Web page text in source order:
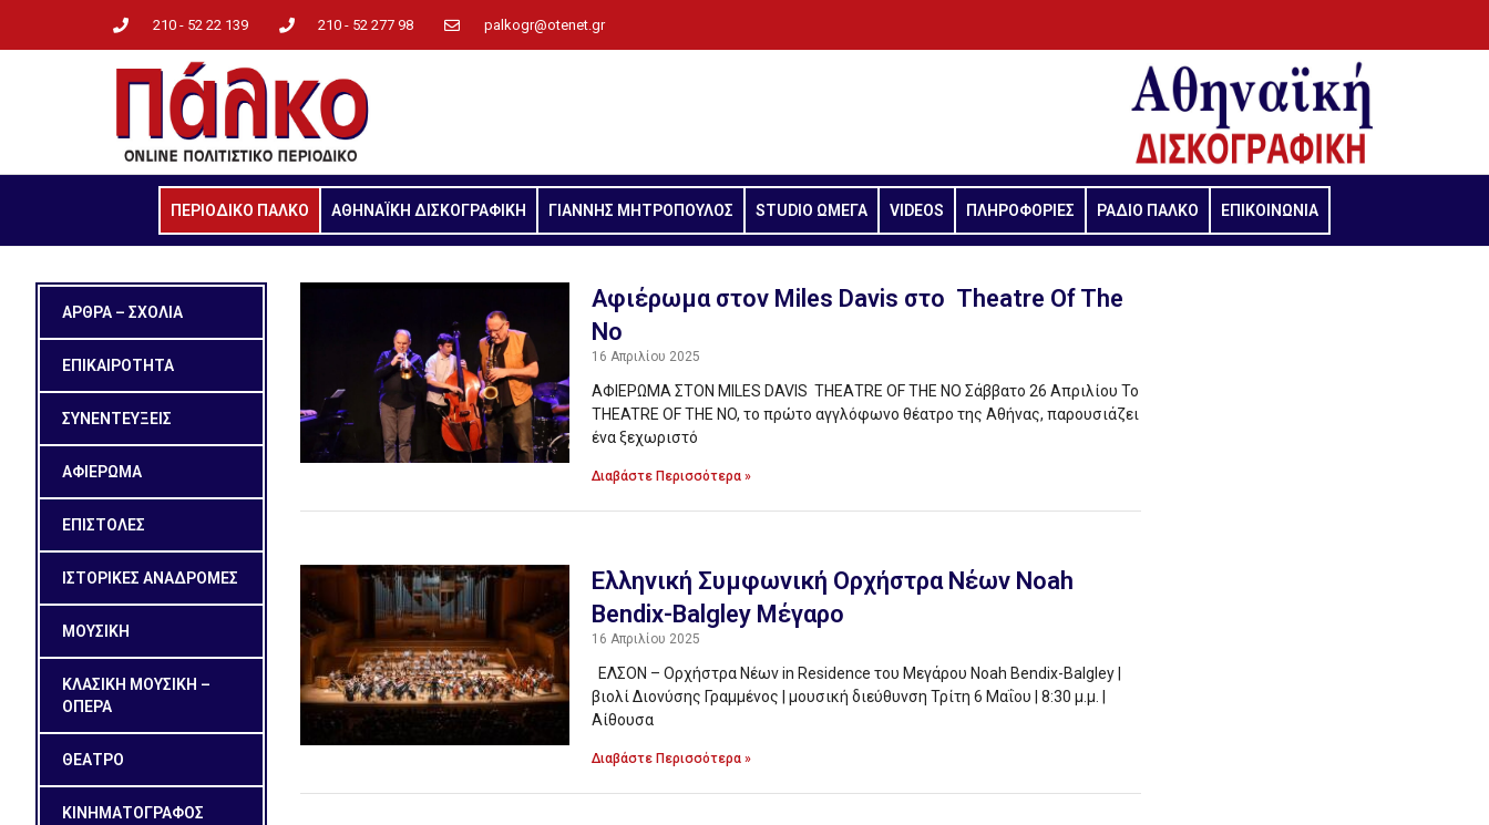
210 - 52 22 139 210 - 52 277 98 palkogr@otenet.gr
ΠΕΡΙΟΔΙΚΟ ΠΑΛΚΟ ΑΘΗΝΑΪΚΗ ΔΙΣΚΟΓΡΑΦΙΚΗ ΓΙΑΝΝΗΣ ΜΗΤΡΟΠΟΥΛΟΣ STUDIO ΩΜΕΓΑ VIDEOS ΠΛΗΡΟΦΟΡΙΕΣ ΡΑΔΙΟ ΠΑΛΚΟ ΕΠΙΚΟΙΝΩΝΙΑ
ΑΡΘΡΑ – ΣΧΟΛΙΑ
ΕΠΙΚΑΙΡΟΤΗΤΑ
ΣΥΝΕΝΤΕΥΞΕΙΣ
ΑΦΙΕΡΩΜΑ
ΕΠΙΣΤΟΛΕΣ
ΙΣΤΟΡΙΚΕΣ ΑΝΑΔΡΟΜΕΣ
ΜΟΥΣΙΚΗ
ΚΛΑΣΙΚΗ ΜΟΥΣΙΚΗ –
ΟΠΕΡΑ
ΘΕΑΤΡΟ
ΚΙΝΗΜΑΤΟΓΡΑΦΟΣ
Αφιέρωμα στον Miles Davis στο Τheatre Of The
No
16 Απριλίου 2025
ΑΦΙΕΡΩΜΑ ΣΤΟΝ MILES DAVIS ΤΗΕΑΤRE OF THE NO Σάββατο 26 Απριλίου Το
THEATRE OF THE NO, το πρώτο αγγλόφωνο θέατρο της Αθήνας, παρουσιάζει
ένα ξεχωριστό
Διαβάστε Περισσότερα »
Ελληνική Συμφωνική Ορχήστρα Νέων Noah
Bendix-Balgley Μέγαρο
16 Απριλίου 2025
ΕΛΣΟΝ – Ορχήστρα Νέων in Residence του Μεγάρου Noah Bendix-Balgley |
βιολί Διονύσης Γραμμένος | μουσική διεύθυνση Τρίτη 6 Μαΐου | 8:30 μ.μ. |
Αίθουσα
Διαβάστε Περισσότερα »